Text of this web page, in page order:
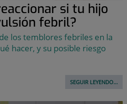
si tu hijo
febril?
los temblores febriles en la
hacer, y su posible riesgo
SEGUIR LEYENDO...